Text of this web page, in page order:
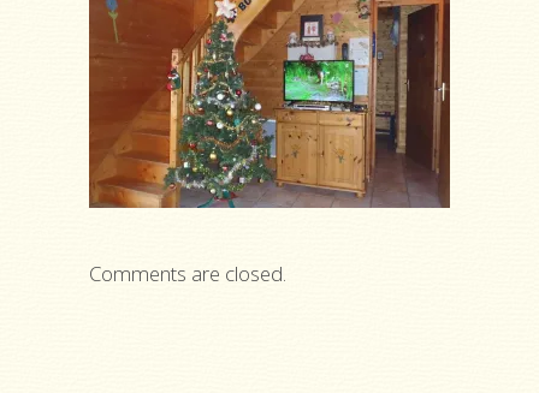
Comments are closed.